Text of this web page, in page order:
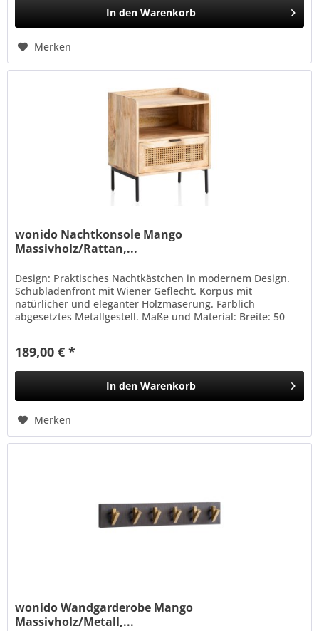
In den Warenkorb
Merken
wonido Nachtkonsole Mango
Massivholz/Rattan,...
Design: Praktisches Nachtkästchen in modernem Design.
Schubladenfront mit Wiener Geflecht. Korpus mit
natürlicher und eleganter Holzmaserung. Farblich
abgesetztes Metallgestell. Maße und Material: Breite: 50
189,00 € *
In den Warenkorb
Merken
wonido Wandgarderobe Mango
Massivholz/Metall,...